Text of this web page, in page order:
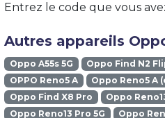
Entrez le code que vous
Autres appareils
Oppo A55s 5G Oppo Find N2
OPPO Reno5 A
Oppo Reno5 A
Oppo Find X8 Pro
Oppo
Oppo Reno13 Pro 5G
Oppo